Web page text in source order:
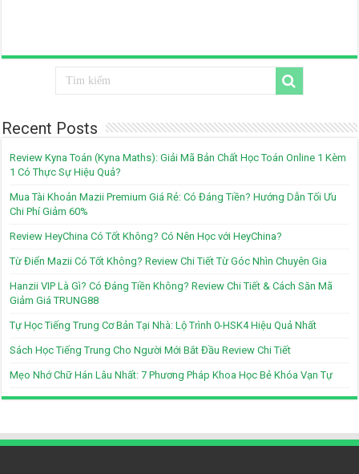
Recent Posts
Review Kyna Toán (Kyna Maths): Giải Mã Bản Chất Học Toán Online 1 Kèm
1 Có Thực Sự Hiệu Quả?
Mua Tài Khoản Mazii Premium Giá Rẻ: Có Đáng Tiền? Hướng Dẫn Tối Ưu
Chi Phí Giảm 60%
Review HeyChina Có Tốt Không? Có Nên Học với HeyChina?
Từ Điển Mazii Có Tốt Không? Review Chi Tiết Từ Góc Nhìn Chuyên Gia
Hanzii VIP Là Gì? Có Đáng Tiền Không? Review Chi Tiết & Cách Săn Mã
Giảm Giá TRUNG88
Tự Học Tiếng Trung Cơ Bản Tại Nhà: Lộ Trình 0-HSK4 Hiệu Quả Nhất
Sách Học Tiếng Trung Cho Người Mới Bắt Đầu Review Chi Tiết
Mẹo Nhớ Chữ Hán Lâu Nhất: 7 Phương Pháp Khoa Học Bẻ Khóa Vạn Tự